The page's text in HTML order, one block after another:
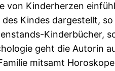
von Kinderherzen
Kindes dargestellt,
Kinderbücher,
geht die Autorin
mitsamt